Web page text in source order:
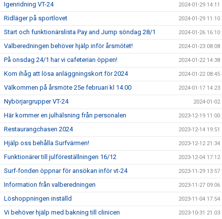
Igenridning VT-24 2024-01-29 14:11
Ridläger på sportlovet 2024-01-29 11:10
Start och funktionärslista Pay and Jump söndag 28/1 2024-01-26 16:10
Valberedningen behöver hjälp inför årsmötet! 2024-01-23 08:08
På onsdag 24/1 har vi cafeterian öppen! 2024-01-22 14:38
Kom ihåg att lösa anläggningskort för 2024 2024-01-22 08:45
Välkommen på årsmöte 25e februari kl 14.00 2024-01-17 14:23
Nybörjargrupper VT-24 2024-01-02
Här kommer en julhälsning från personalen 2023-12-19 11:00
Restaurangchasen 2024 2023-12-14 19:51
Hjälp oss behålla Surfvärmen! 2023-12-12 21:34
Funktionärer till julföreställningen 16/12 2023-12-04 17:12
Surf-fonden öppnar för ansökan inför vt-24 2023-11-29 13:57
Information från valberedningen 2023-11-27 09:06
Löshoppningen inställd 2023-11-04 17:54
Vi behöver hjälp med bakning till clinicen 2023-10-31 21:03